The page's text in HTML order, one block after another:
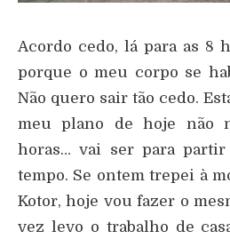
Acordo cedo, lá para as 8
porque o meu corpo se
Não quero sair tão cedo.
meu plano de hoje não
horas… vai ser para
tempo. Se ontem trepei à
Kotor, hoje vou fazer o
vez levo o trabalho de